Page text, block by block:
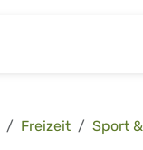
Freizeit Sport